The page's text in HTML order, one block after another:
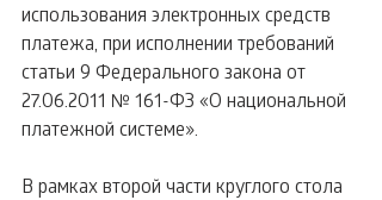
использования электронных средств
платежа, при исполнении требований
статьи 9 Федерального закона от
27.06.2011 № 161-ФЗ «О национальной
платежной системе».
В рамках второй части круглого стола